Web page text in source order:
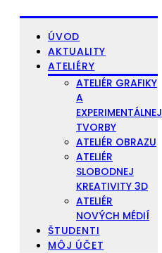
ÚVOD
AKTUALITY
ATELIÉRY
ATELIÉR GRAFIKY
A
EXPERIMENTÁLNEJ
TVORBY
ATELIÉR OBRAZU
ATELIÉR
SLOBODNEJ
KREATIVITY 3D
ATELIÉR
NOVÝCH MÉDIÍ
ŠTUDENTI
MÔJ ÚČET